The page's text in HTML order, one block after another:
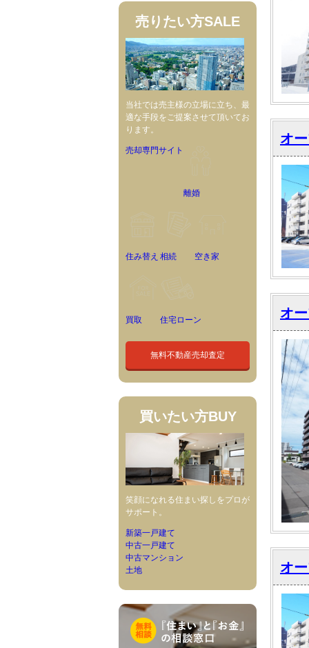
オ
オ
オ
売りたい方SALE
当社では売主様の立場に立ち、最
適な手段をご提案させて頂いてお
ります。
売却専門サイト
離婚
住み替え 相続 空き家
買取 住宅ローン
無料不動産売却査定
買いたい方BUY
笑顔になれる住まい探しをプロが
サポート。
新築一戸建て
中古一戸建て
中古マンション
土地